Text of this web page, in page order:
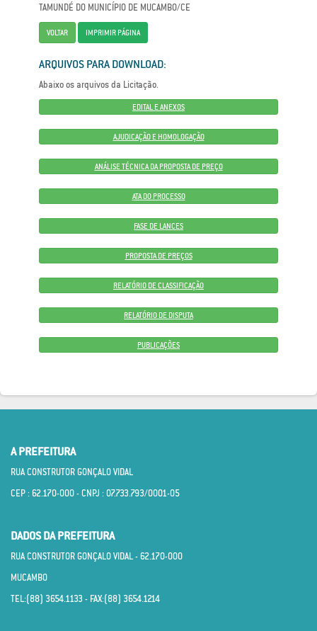
TAMUNDÉ DO MUNICÍPIO DE MUCAMBO/CE
VOLTAR IMPRIMIR PÁGINA
ARQUIVOS PARA DOWNLOAD:
Abaixo os arquivos da Licitação.
EDITAL E ANEXOS
AJUDICAÇÃO E HOMOLOGAÇÃO
ANÁLISE TÉCNICA DA PROPOSTA DE PREÇO
ATA DO PROCESSO
FASE DE LANCES
PROPOSTA DE PREÇOS
RELATÓRIO DE CLASSIFICAÇÃO
RELATÓRIO DE DISPUTA
PUBLICAÇÕES
A PREFEITURA
RUA CONSTRUTOR GONÇALO VIDAL
CEP : 62.170­-000 - CNPJ : 07.733.793/0001­-05
DADOS DA PREFEITURA
RUA CONSTRUTOR GONÇALO VIDAL - 62.170­-000
MUCAMBO
TEL:(88) 3654.1133 - FAX:(88) 3654.1214